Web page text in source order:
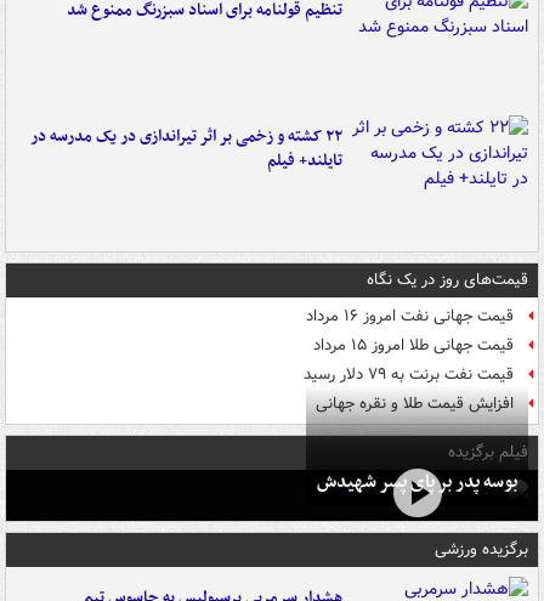
تنظیم قولنامه برای اسناد سبزرنگ ممنوع شد
۲۲ کشته و زخمی بر اثر تیراندازی در یک مدرسه در
تایلند+ فیلم
قیمت‌های روز در یک نگاه
قیمت جهانی نفت امروز ۱۶ مرداد
قیمت جهانی طلا امروز ۱۵ مرداد
قیمت نفت برنت به ۷۹ دلار رسید
افزایش قیمت طلا و نقره جهانی
فیلم برگزیده
بوسه‌ پدر بر پای پسر شهیدش
برگزیده ورزشی